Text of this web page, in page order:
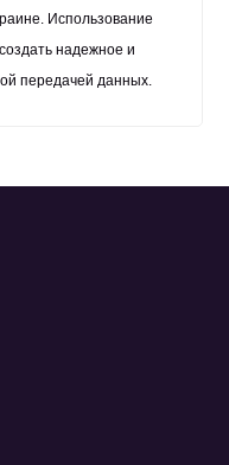
Использование
надежное и
передачей данных.